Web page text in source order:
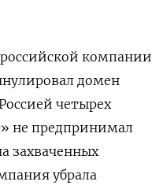
компании
домен
четырех
не предпринимал
захваченных
убрала